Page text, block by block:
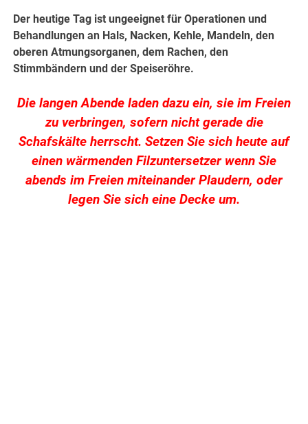
Der heutige Tag ist ungeeignet für Operationen und
Behandlungen an Hals, Nacken, Kehle, Mandeln, den
oberen Atmungsorganen, dem Rachen, den
Stimmbändern und der Speiseröhre.
Die langen Abende laden dazu ein, sie im Freien
zu verbringen, sofern nicht gerade die
Schafskälte herrscht. Setzen Sie sich heute auf
einen wärmenden Filzuntersetzer wenn Sie
abends im Freien miteinander Plaudern, oder
legen Sie sich eine Decke um.